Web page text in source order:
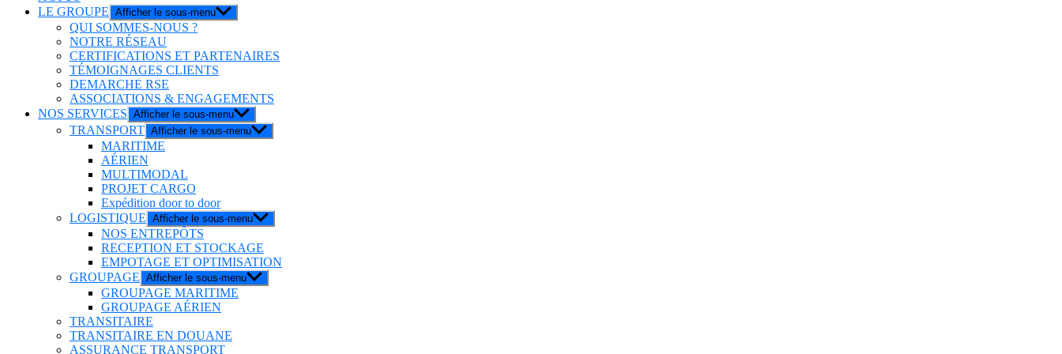
LE GROUPE Afficher le sous-menu
QUI SOMMES-NOUS ?
NOTRE RÉSEAU
CERTIFICATIONS ET PARTENAIRES
TÉMOIGNAGES CLIENTS
DEMARCHE RSE
ASSOCIATIONS & ENGAGEMENTS
NOS SERVICES Afficher le sous-menu
TRANSPORT Afficher le sous-menu
MARITIME
AÉRIEN
MULTIMODAL
PROJET CARGO
Expédition door to door
LOGISTIQUE Afficher le sous-menu
NOS ENTREPÔTS
RECEPTION ET STOCKAGE
EMPOTAGE ET OPTIMISATION
GROUPAGE Afficher le sous-menu
GROUPAGE MARITIME
GROUPAGE AÉRIEN
TRANSITAIRE
TRANSITAIRE EN DOUANE
ASSURANCE TRANSPORT